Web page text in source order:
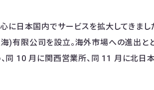
に日本国内でサービスを拡大してきまし
)有限公司を設立。海外市場への進出と
同 10 月に関西営業所、同 11 月に北日